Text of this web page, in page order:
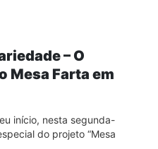
– O
Mesa Farta em
início, nesta segunda-
do projeto “Mesa